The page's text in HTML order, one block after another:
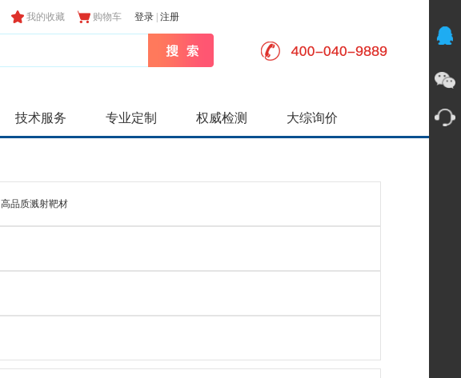
我的收藏 购物车 登录 注册
技术服务 专业定制 权威检测 大综询价
高品质溅射靶材